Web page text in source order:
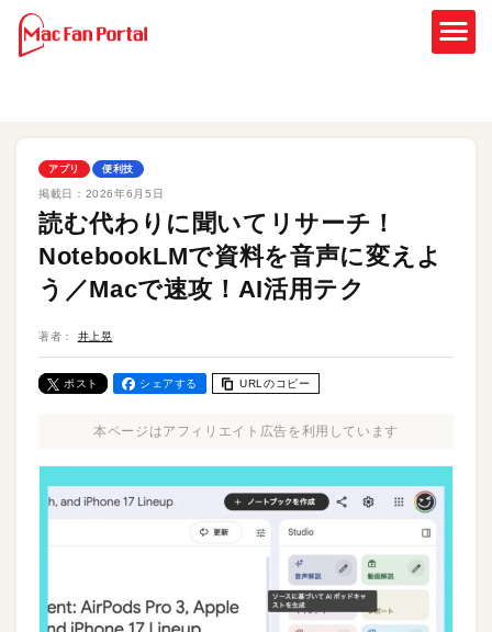
アプリ 便利技
掲載日： 2026年6月5日
読む代わりに聞いてリサーチ！
NotebookLMで資料を音声に変えよ
う／Macで速攻！AI活用テク
著者： 井上晃
ポスト シェアする URLのコピー
本ページはアフィリエイト広告を利用しています